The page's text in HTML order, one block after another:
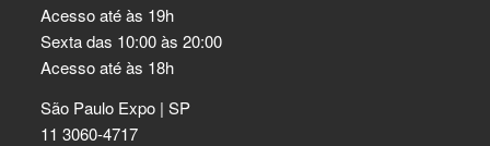
Acesso até às 19h
Sexta das 10:00 às 20:00
Acesso até às 18h
São Paulo Expo | SP
11 3060-4717